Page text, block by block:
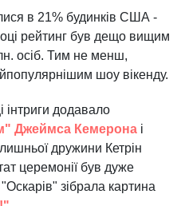
в 21% будинків США -
рейтинг був дещо вищим
осіб. Тим не менш,
шоу вікенду.
додавало
Джеймса Кемерона і
дружини Кетрін
церемонії був дуже
зібрала картина